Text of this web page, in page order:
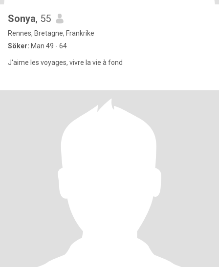
Sonya, 55
Rennes, Bretagne, Frankrike
Söker: Man 49 - 64
J'aime les voyages, vivre la vie à fond